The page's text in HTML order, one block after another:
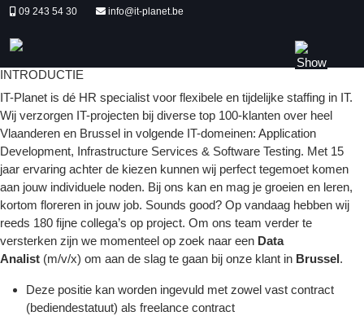
09 243 54 30 info@it-planet.be
INTRODUCTIE
IT-Planet is dé HR specialist voor flexibele en tijdelijke staffing in IT.
Wij verzorgen IT-projecten bij diverse top 100-klanten over heel
Vlaanderen en Brussel in volgende IT-domeinen: Application
Development, Infrastructure Services & Software Testing. Met 15
jaar ervaring achter de kiezen kunnen wij perfect tegemoet komen
aan jouw individuele noden. Bij ons kan en mag je groeien en leren,
kortom floreren in jouw job. Sounds good? Op vandaag hebben wij
reeds 180 fijne collega’s op project. Om ons team verder te
versterken zijn we momenteel op zoek naar een Data
Analist (m/v/x) om aan de slag te gaan bij onze klant in Brussel.
Deze positie kan worden ingevuld met zowel vast contract
(bediendestatuut) als freelance contract